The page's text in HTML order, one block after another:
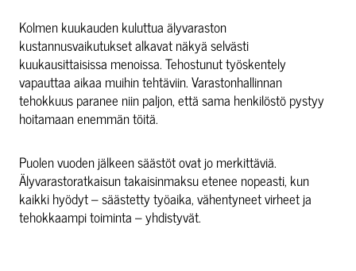
Kolmen kuukauden kuluttua älyvaraston
kustannusvaikutukset alkavat näkyä selvästi
kuukausittaisissa menoissa. Tehostunut työskentely
vapauttaa aikaa muihin tehtäviin. Varastonhallinnan
tehokkuus paranee niin paljon, että sama henkilöstö pystyy
hoitamaan enemmän töitä.
Puolen vuoden jälkeen säästöt ovat jo merkittäviä.
Älyvarastoratkaisun takaisinmaksu etenee nopeasti, kun
kaikki hyödyt – säästetty työaika, vähentyneet virheet ja
tehokkaampi toiminta – yhdistyvät.